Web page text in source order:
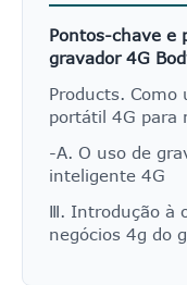
Pontos-chave e
gravador 4G
Products. Como
portátil 4G para
-A. O uso de
inteligente 4G
Ⅲ. Introdução à
negócios 4g do